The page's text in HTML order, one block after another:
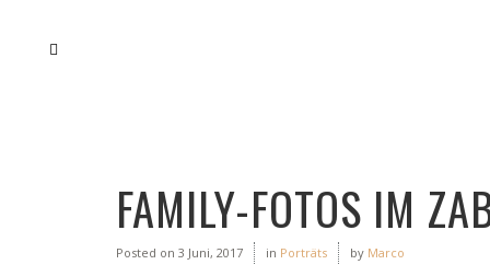
FAMILY-FOTOS IM
Posted on 3 Juni, 2017 in Porträts by Marco